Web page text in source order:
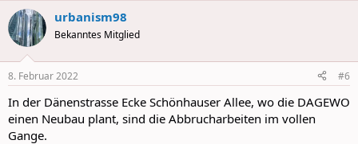
a
c
t
i
s
urbanism98
Bekanntes Mitglied
8. Februar 2022 #6
In der Dänenstrasse Ecke Schönhauser Allee, wo die DAGEWO
einen Neubau plant, sind die Abbrucharbeiten im vollen
Gange.